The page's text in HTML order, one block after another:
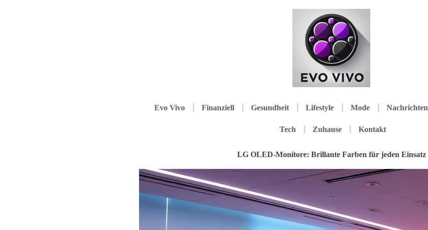
Evo Vivo Finanziell Gesundheit Lifestyle Mode Nachrichten
Tech Zuhause Kontakt
LG OLED-Monitore: Brillante Farben für jeden Einsatz